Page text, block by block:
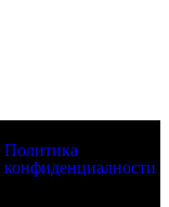
Политика
конфиденциалности